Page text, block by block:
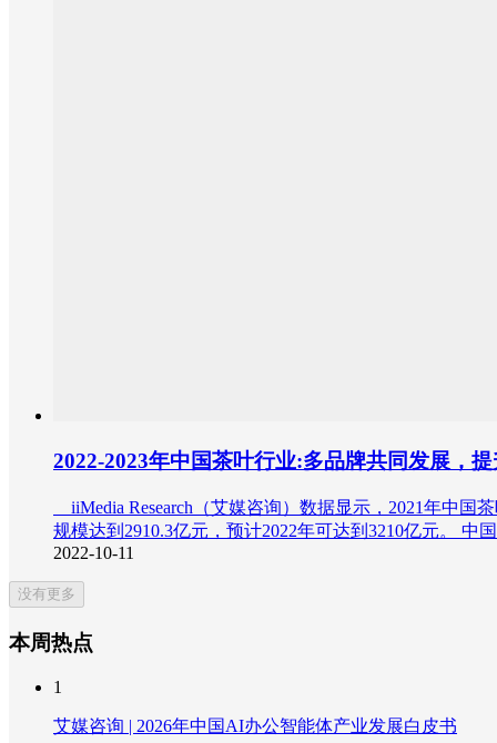
2022-2023年中国茶叶行业:多品牌共同发展，
iiMedia Research（艾媒咨询）数据显示，2021年中国
规模达到2910.3亿元，预计2022年可达到3210亿元。
2022-10-11
没有更多
本周热点
1
艾媒咨询 | 2026年中国AI办公智能体产业发展白皮书